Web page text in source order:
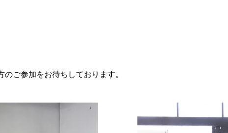
ご参加をお待ちしております。